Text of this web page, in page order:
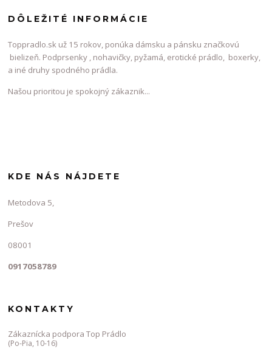
DÔLEŽITÉ INFORMÁCIE
Toppradlo.sk už 15 rokov, ponúka dámsku a pánsku značkovú
bielizeň. Podprsenky , nohavičky, pyžamá, erotické prádlo, boxerky,
a iné druhy spodného prádla.
Našou prioritou je spokojný zákaznik...
KDE NÁS NÁJDETE
Metodova 5,
Prešov
08001
0917058789
KONTAKTY
Zákaznícka podpora Top Prádlo
(Po-Pia, 10-16)